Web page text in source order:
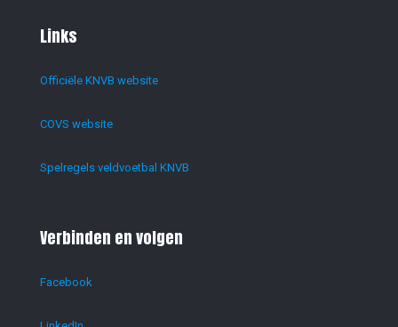
Links
Officiële KNVB website
COVS website
Spelregels veldvoetbal KNVB
Verbinden en volgen
Facebook